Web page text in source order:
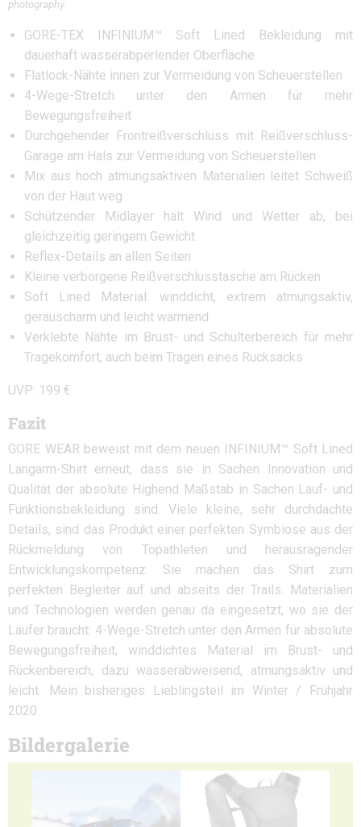
photography
GORE-TEX INFINIUM™ Soft Lined Bekleidung mit
dauerhaft wasserabperlender Oberfläche
Flatlock-Nähte innen zur Vermeidung von Scheuerstellen
4-Wege-Stretch unter den Armen für mehr
Bewegungsfreiheit
Durchgehender Frontreißverschluss mit Reißverschluss-
Garage am Hals zur Vermeidung von Scheuerstellen
Mix aus hoch atmungsaktiven Materialien leitet Schweiß
von der Haut weg
Schützender Midlayer hält Wind und Wetter ab, bei
gleichzeitig geringem Gewicht
Reflex-Details an allen Seiten
Kleine verborgene Reißverschlusstasche am Rücken
Soft Lined Material: winddicht, extrem atmungsaktiv,
geräuscharm und leicht wärmend
Verklebte Nähte im Brust- und Schulterbereich für mehr
Tragekomfort, auch beim Tragen eines Rucksacks
UVP: 199 €
Fazit
GORE WEAR beweist mit dem neuen INFINIUM™ Soft Lined
Langarm-Shirt erneut, dass sie in Sachen Innovation und
Qualität der absolute Highend Maßstab in Sachen Lauf- und
Funktionsbekleidung sind. Viele kleine, sehr durchdachte
Details, sind das Produkt einer perfekten Symbiose aus der
Rückmeldung von Topathleten und herausragender
Entwicklungskompetenz. Sie machen das Shirt zum
perfekten Begleiter auf und abseits der Trails. Materialien
und Technologien werden genau da eingesetzt, wo sie der
Läufer braucht: 4-Wege-Stretch unter den Armen für absolute
Bewegungsfreiheit, winddichtes Material im Brust- und
Rückenbereich, dazu wasserabweisend, atmungsaktiv und
leicht. Mein bisheriges Lieblingsteil im Winter / Frühjahr
2020.
Bildergalerie